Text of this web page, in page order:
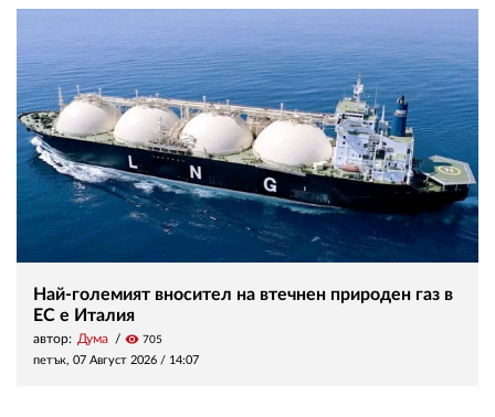
Най-големият вносител на втечнен природен газ в
ЕС е Италия
автор: Дума visibility 705
петък, 07 Август 2026 / 14:07